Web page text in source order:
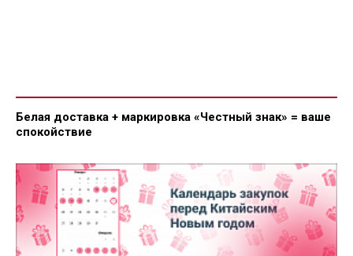
Белая доставка + маркировка «Честный знак» = ваше
спокойствие